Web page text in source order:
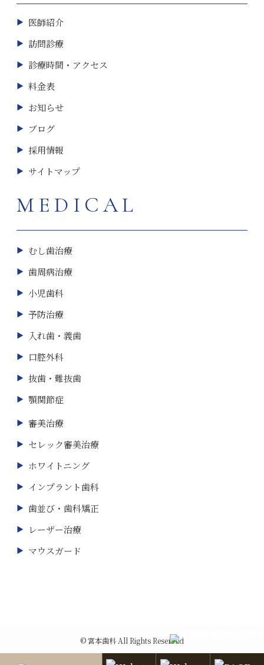
医師紹介
訪問診療
診療時間・アクセス
料金表
お知らせ
ブログ
採用情報
サイトマップ
MEDICAL
むし歯治療
歯周病治療
小児歯科
予防治療
入れ歯・義歯
口腔外科
抜歯・難抜歯
顎関節症
審美治療
セレック審美治療
ホワイトニング
インプラント歯科
歯並び・歯科矯正
レーザー治療
マウスガード
©宮本歯科 All Rights Reserved